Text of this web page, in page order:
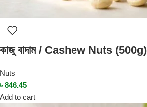
কাজু বাদাম / Cashew Nuts (500g)
Nuts
৳ 846.45
Add to cart